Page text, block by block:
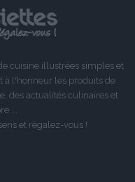
cuisine illustrées simples et
à l'honneur les produits de
des actualités culinaires et
...
et régalez-vous !